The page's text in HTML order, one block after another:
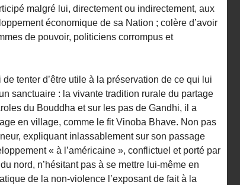
malgré lui, directement ou indirectement, aux
économique de sa Nation ; colère d’avoir
de pouvoir, politiciens corrompus et
tenter d’être utile à la préservation de ce qui lui
sanctuaire : la vivante tradition rurale du partage
du Bouddha et sur les pas de Gandhi, il a
en village, comme le fit Vinoba Bhave. Non pas
expliquant inlassablement sur son passage
« à l’américaine », conflictuel et porté par
nord, n’hésitant pas à se mettre lui-même en
de la non-violence l’exposant de fait à la